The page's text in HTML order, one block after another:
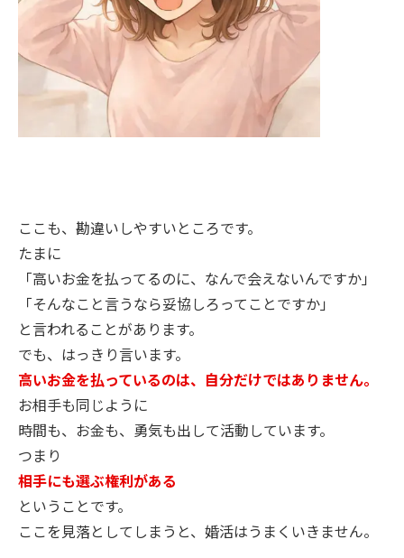
ここも、勘違いしやすいところです。
たまに
「高いお金を払ってるのに、なんで会えないんですか」
「そんなこと言うなら妥協しろってことですか」
と言われることがあります。
でも、はっきり言います。
高いお金を払っているのは、自分だけではありません。
お相手も同じように
時間も、お金も、勇気も出して活動しています。
つまり
相手にも選ぶ権利がある
ということです。
ここを見落としてしまうと、婚活はうまくいきません。